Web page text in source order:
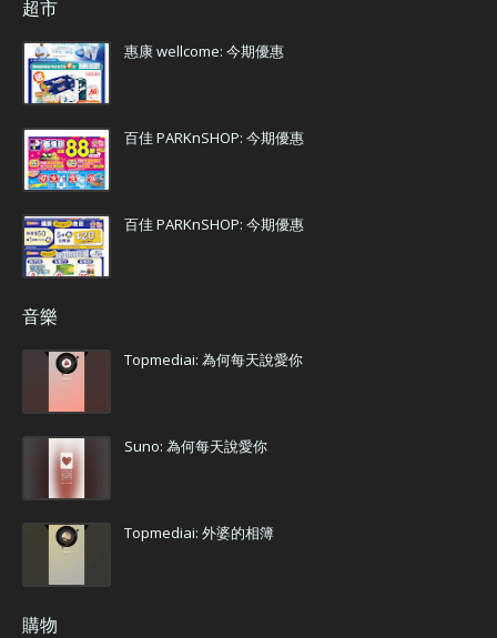
超市
惠康 wellcome: 今期優惠
百佳 PARKnSHOP: 今期優惠
百佳 PARKnSHOP: 今期優惠
音樂
Topmediai: 為何每天說愛你
Suno: 為何每天說愛你
Topmediai: 外婆的相簿
購物